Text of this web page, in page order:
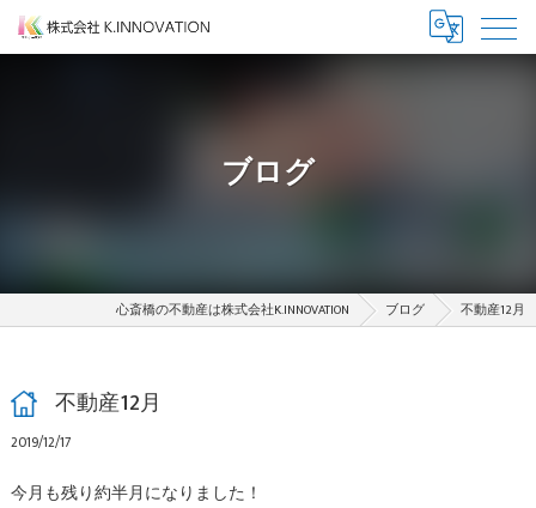
ブログ
心斎橋の不動産は株式会社K.INNOVATION ブログ 不動産12月
不動産12月
2019/12/17
今月も残り約半月になりました！